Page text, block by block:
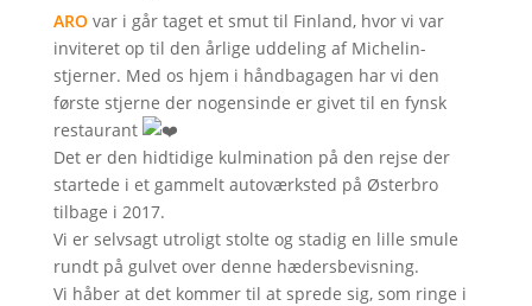
AROvar i går taget et smut til Finland, hvor vi var
inviteret op til den årlige uddeling af Michelin-
stjerner. Med os hjem i håndbagagen har vi den
første stjerne der nogensinde er givet til en fynsk
restaurant
Det er den hidtidige kulmination på den rejse der
startede i et gammelt autoværksted på Østerbro
tilbage i 2017.
Vi er selvsagt utroligt stolte og stadig en lille smule
rundt på gulvet over denne hædersbevisning.
Vi håber at det kommer til at sprede sig, som ringe i